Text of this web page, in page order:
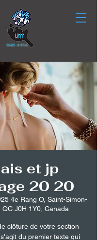
et jp
20 20
4e Rang O, Saint-Simon-
QC J0H 1Y0, Canada
clôture de votre section
du premier texte qui